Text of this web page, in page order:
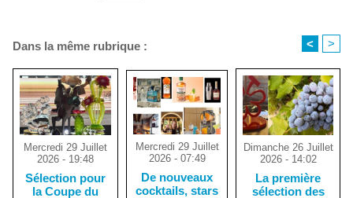
Dans la même rubrique : < >
Mercredi 29 Juillet
2026 - 19:48
Sélection pour
la Coupe du
Mercredi 29 Juillet
2026 - 07:49
De nouveaux
cocktails, stars
Dimanche 26 Juillet
2026 - 14:02
La première
sélection des